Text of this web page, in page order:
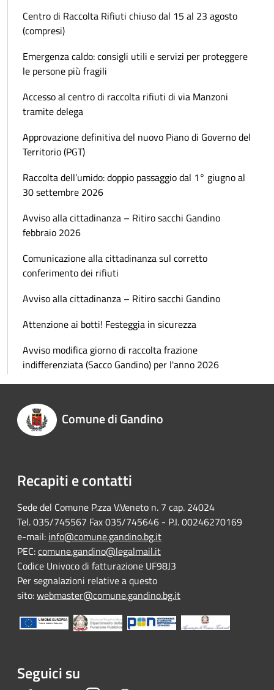
Centro di Raccolta Rifiuti chiuso dal 15 al 23 agosto
(compresi)
Emergenza caldo: consigli utili e servizi per proteggere
le persone più fragili
Accesso al centro di raccolta rifiuti di via Manzoni
tramite delega
Approvazione definitiva del nuovo Piano di Governo del
Territorio (PGT)
Raccolta dell’umido: doppio passaggio dal 1° giugno al
30 settembre 2026
Avviso alla cittadinanza – Ritiro sacchi Gandino
febbraio 2026
Comunicazione alla cittadinanza sul corretto
conferimento dei rifiuti
Avviso alla cittadinanza – Ritiro sacchi Gandino
Attenzione ai botti! Festeggia in sicurezza
Avviso modifica giorno di raccolta frazione
indifferenziata (Sacco Gandino) per l'anno 2026
Comune di Gandino
Recapiti e contatti
Sede del Comune P.zza V.Veneto n. 7 cap. 24024
Tel. 035/745567 Fax 035/745646 - P.I. 00246270169
e-mail: info@comune.gandino.bg.it
PEC:comune.gandino@legalmail.it
Codice Univoco di fatturazione UF98J3
Per segnalazioni relative a questo
sito:webmaster@comune.gandino.bg.it
Seguici su